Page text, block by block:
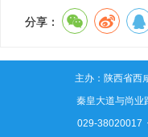
分享：
主办：陕西省西
地址：秦皇大道与尚
电话：029-